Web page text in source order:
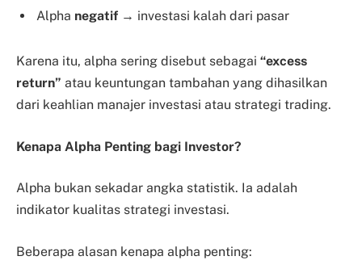
Alpha negatif → investasi kalah dari pasar
Karena itu, alpha sering disebut sebagai “excess
return” atau keuntungan tambahan yang dihasilkan
dari keahlian manajer investasi atau strategi trading.
Kenapa Alpha Penting bagi Investor?
Alpha bukan sekadar angka statistik. Ia adalah
indikator kualitas strategi investasi.
Beberapa alasan kenapa alpha penting: